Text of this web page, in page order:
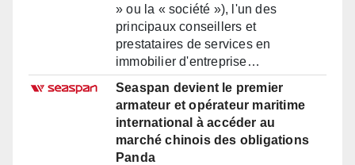
» ou la « société »), l'un des
principaux conseillers et
prestataires de services en
immobilier d'entreprise…
Seaspan devient le premier
armateur et opérateur maritime
international à accéder au
marché chinois des obligations
Panda